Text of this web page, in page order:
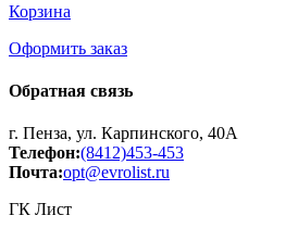
Корзина
Оформить заказ
Обратная связь
г. Пенза, ул. Карпинского, 40А
Телефон:(8412)453-453
Почта:opt@evrolist.ru
ГК Лист